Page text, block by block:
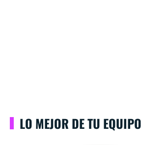
LO MEJOR DE TU EQUIPO